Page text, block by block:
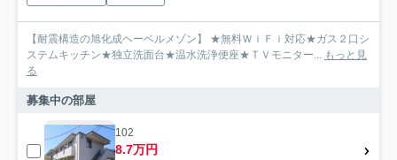
【耐震構造の旭化成ヘーベルメゾン】 ★無料ＷｉＦｉ対応★ガス２口シ
ステムキッチン★独立洗面台★温水洗浄便座★ＴＶモニター... もっと見
る
募集中の部屋
102
8.7万円